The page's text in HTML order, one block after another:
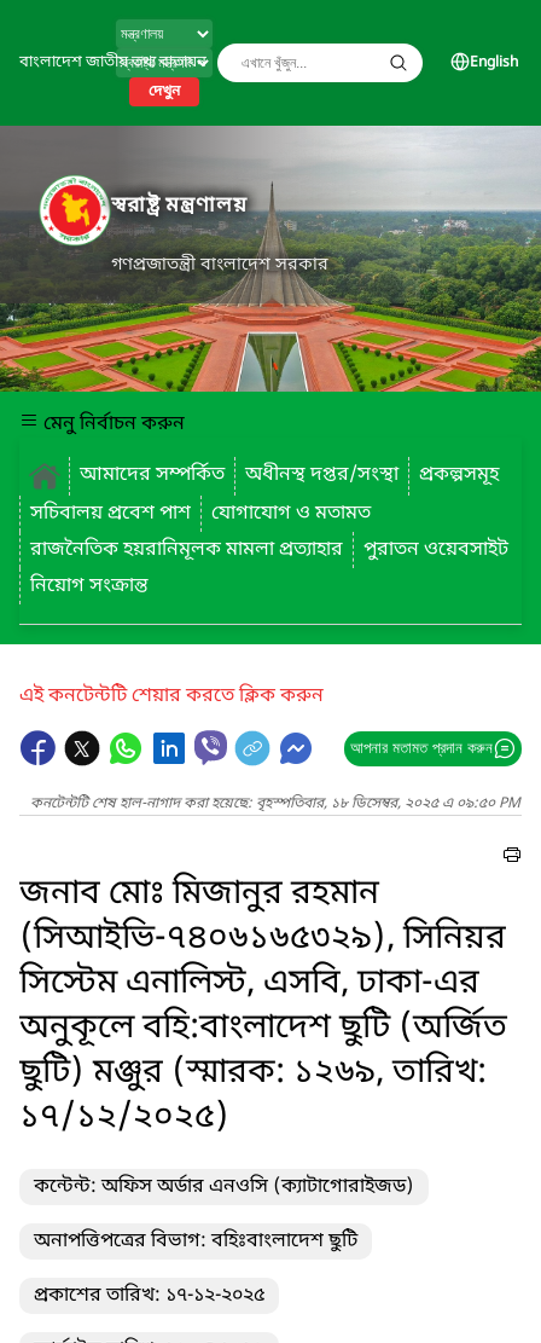
বাংলাদেশ জাতীয় তথ্য বাতায়ন
দেখুন
English
স্বরাষ্ট্র মন্ত্রণালয়
গণপ্রজাতন্ত্রী বাংলাদেশ সরকার
মেনু নির্বাচন করুন
আমাদের সম্পর্কিত
অধীনস্থ দপ্তর/সংস্থা
প্রকল্পসমূহ
সচিবালয় প্রবেশ পাশ
যোগাযোগ ও মতামত
রাজনৈতিক হয়রানিমূলক মামলা প্রত্যাহার
পুরাতন ওয়েবসাইট
নিয়োগ সংক্রান্ত
এই কনটেন্টটি শেয়ার করতে ক্লিক করুন
আপনার মতামত প্রদান করুন
কনটেন্টটি শেষ হাল-নাগাদ করা হয়েছে: বৃহস্পতিবার, ১৮ ডিসেম্বর, ২০২৫ এ ০৯:৫০ PM
জনাব মোঃ মিজানুর রহমান
(সিআইভি-৭৪০৬১৬৫৩২৯), সিনিয়র
সিস্টেম এনালিস্ট, এসবি, ঢাকা-এর
অনুকূলে বহি:বাংলাদেশ ছুটি (অর্জিত
ছুটি) মঞ্জুর (স্মারক: ১২৬৯, তারিখ:
১৭/১২/২০২৫)
কন্টেন্ট: অফিস অর্ডার এনওসি (ক্যাটাগোরাইজড)
অনাপত্তিপত্রের বিভাগ: বহিঃবাংলাদেশ ছুটি
প্রকাশের তারিখ: ১৭-১২-২০২৫